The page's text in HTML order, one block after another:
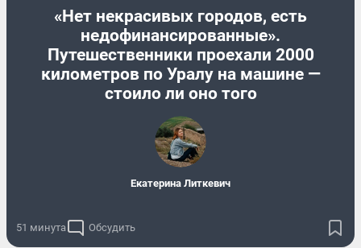
«Нет некрасивых городов, есть
недофинансированные».
Путешественники проехали 2000
километров по Уралу на машине —
стоило ли оно того
Екатерина Литкевич
51 минута Обсудить